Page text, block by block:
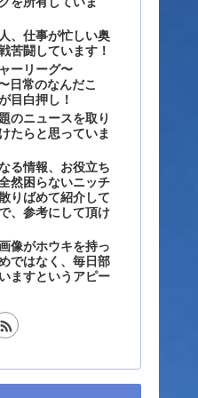
、仕事が忙しい奥
苦闘しています！
ーリーグ〜
日常のなんだこ
目白押し！
のニュースを取り
たらと思っていま
る情報、お役立ち
然困らないニッチ
りばめて紹介して
、参考にして頂け
像がホウキを持っ
ではなく、毎日部
ますというアピー